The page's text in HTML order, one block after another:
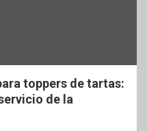
toppers de tartas:
de la